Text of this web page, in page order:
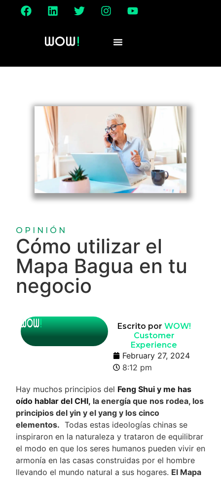
OPINIÓN
Cómo utilizar el
Mapa Bagua en tu
negocio
Escrito por WOW!
Customer
Experience
February 27, 2024
8:12 pm
Hay muchos principios del Feng Shui y me has
oído hablar del CHI, la energía que nos rodea, los
principios del yin y el yang y los cinco
elementos. Todas estas ideologías chinas se
inspiraron en la naturaleza y trataron de equilibrar
el modo en que los seres humanos pueden vivir en
armonía en las casas construidas por el hombre
llevando el mundo natural a sus hogares. El Mapa